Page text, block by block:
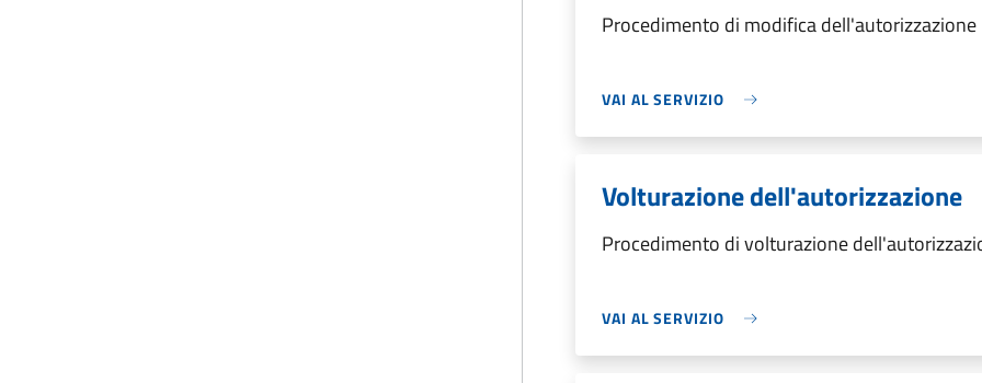
Procedimento di modifica dell'autorizzazione
VAI AL SERVIZIO
Volturazione dell'autorizzazione
Procedimento di volturazione
VAI AL SERVIZIO